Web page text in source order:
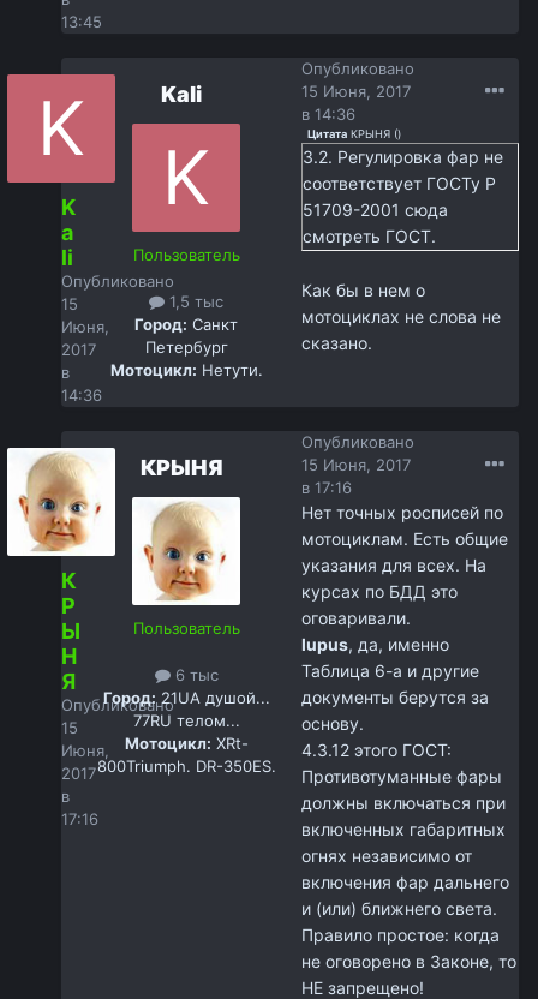
13:45
K
a
li
Опубликовано
15
Июня,
2017
в
14:36
Kali
Пользователь
1,5 тыс
Город: Санкт
Петербург
Мотоцикл: Нетути.
Опубликовано
15 Июня, 2017
в 14:36
Цитата КРЫНЯ ()
3.2. Регулировка фар не
соответствует ГОСТу Р
51709-2001 сюда
смотреть ГОСТ.
Как бы в нем о
мотоциклах не слова не
сказано.
К
Р
Ы
Н
Я
Опубликовано
15
Июня,
2017
в
17:16
КРЫНЯ
Пользователь
6 тыс
Город: 21UA душой...
77RU телом...
Мотоцикл: XRt-
800Triumph. DR-350ES.
Опубликовано
15 Июня, 2017
в 17:16
Нет точных росписей по
мотоциклам. Есть общие
указания для всех. На
курсах по БДД это
оговаривали.
lupus, да, именно
Таблица 6-а и другие
документы берутся за
основу.
4.3.12 этого ГОСТ:
Противотуманные фары
должны включаться при
включенных габаритных
огнях независимо от
включения фар дальнего
и (или) ближнего света.
Правило простое: когда
не оговорено в Законе, то
НЕ запрещено!